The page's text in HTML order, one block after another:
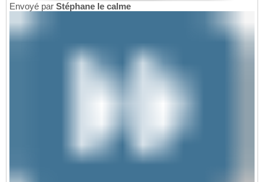
Envoyé par Stéphane le calme